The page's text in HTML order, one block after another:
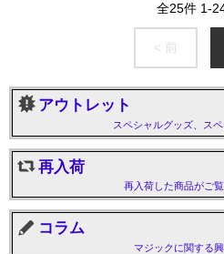
全25件 1-
< 前
アウトレット
スペシャルグッズ、ス
再入荷
再入荷した商品がご
コラム
マジックに関する